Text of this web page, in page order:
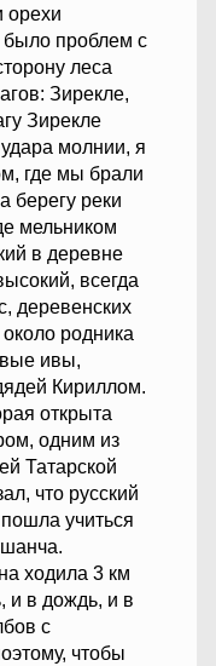
орехи
проблем с
леса
Зирекле,
Зирекле
молнии, я
где мы брали
берегу реки
мельником
в деревне
всегда
деревенских
родника
ивы,
Кириллом.
открыта
одним из
Татарской
что русский
учиться
ходила 3 км
и в дождь, и в
с
чтобы